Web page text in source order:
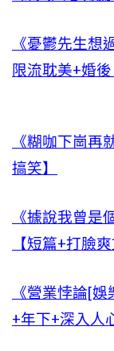
《憂鬱先生想
限流耽美+婚後
《糊咖下崗再
搞笑】
《據說我曾是
【短篇+打臉
《營業悖論[
+年下+深入人